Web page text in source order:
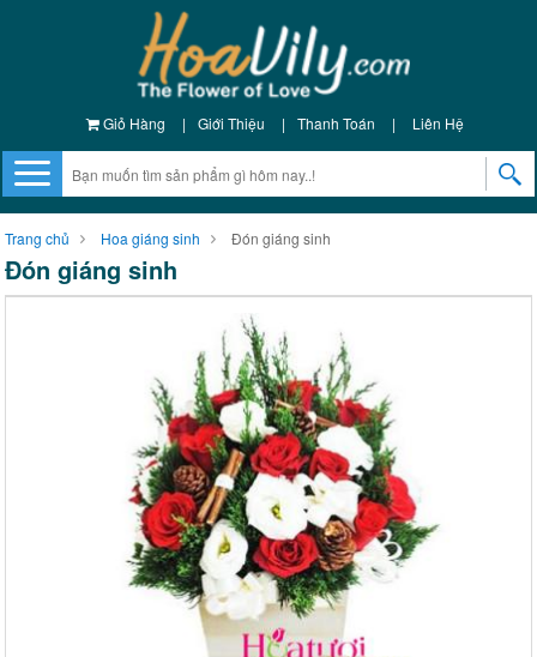
Giỏ Hàng | Giới Thiệu | Thanh Toán | Liên Hệ
Trang chủ Hoa giáng sinh Đón giáng sinh
Đón giáng sinh